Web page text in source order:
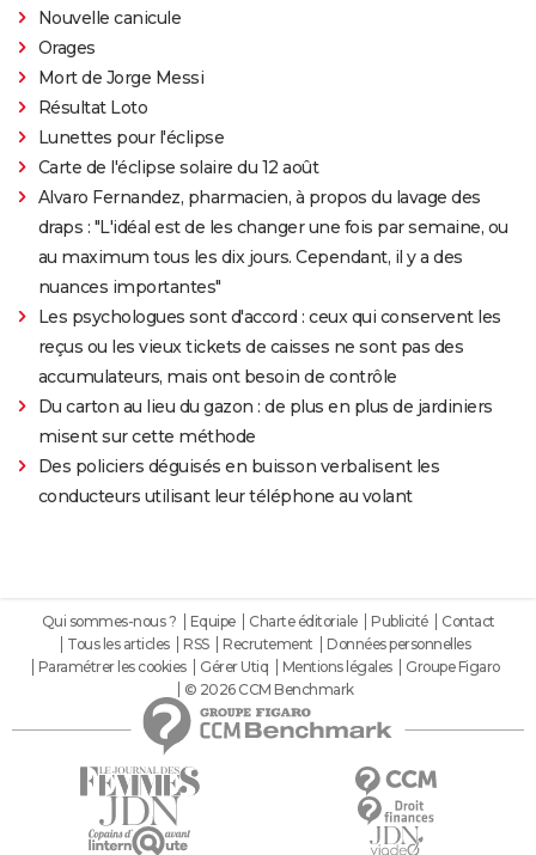
Nouvelle canicule
Orages
Mort de Jorge Messi
Résultat Loto
Lunettes pour l'éclipse
Carte de l'éclipse solaire du 12 août
Alvaro Fernandez, pharmacien, à propos du lavage des
draps : "L'idéal est de les changer une fois par semaine, ou
au maximum tous les dix jours. Cependant, il y a des
nuances importantes"
Les psychologues sont d'accord : ceux qui conservent les
reçus ou les vieux tickets de caisses ne sont pas des
accumulateurs, mais ont besoin de contrôle
Du carton au lieu du gazon : de plus en plus de jardiniers
misent sur cette méthode
Des policiers déguisés en buisson verbalisent les
conducteurs utilisant leur téléphone au volant
Qui sommes-nous ? Equipe Charte éditoriale Publicité
Contact
Tous les articles
RSS Recrutement
Données personnelles
Paramétrer les cookies
Gérer Utiq Mentions légales
Groupe Figaro
© 2026 CCM Benchmark